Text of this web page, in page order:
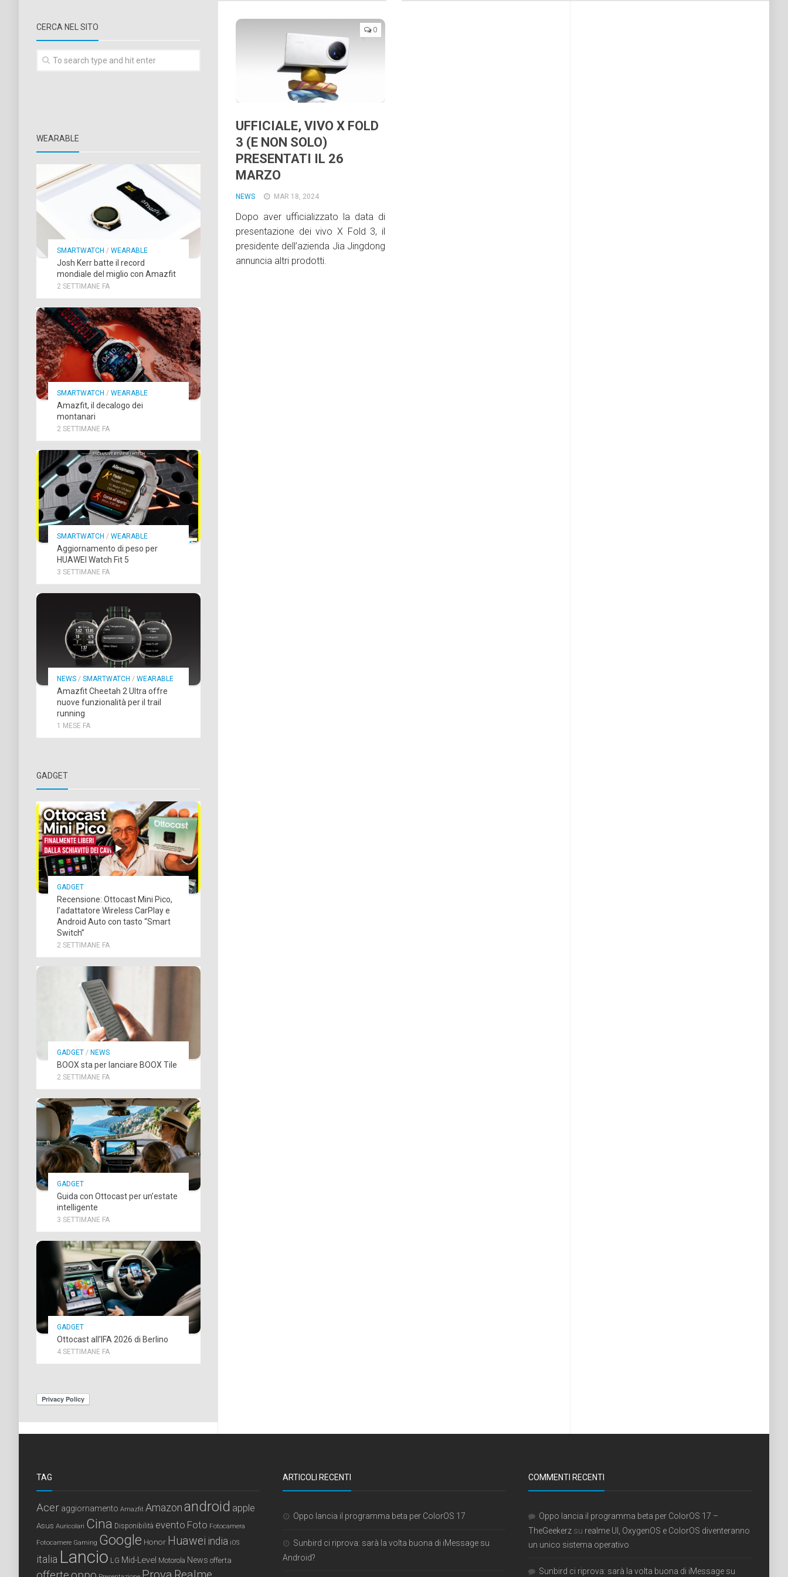
0
UFFICIALE, VIVO X FOLD
3 (E NON SOLO)
PRESENTATI IL 26
MARZO
NEWS MAR 18, 2024
Dopo aver ufficializzato la data di
presentazione dei vivo X Fold 3, il
presidente dell’azienda Jia Jingdong
annuncia altri prodotti.
CERCA NEL SITO
WEARABLE
SMARTWATCH / WEARABLE
Josh Kerr batte il record
mondiale del miglio con Amazfit
2 SETTIMANE FA
SMARTWATCH / WEARABLE
Amazfit, il decalogo dei
montanari
2 SETTIMANE FA
SMARTWATCH / WEARABLE
Aggiornamento di peso per
HUAWEI Watch Fit 5
3 SETTIMANE FA
NEWS / SMARTWATCH / WEARABLE
Amazfit Cheetah 2 Ultra offre
nuove funzionalità per il trail
running
1 MESE FA
GADGET
GADGET
Recensione: Ottocast Mini Pico,
l’adattatore Wireless CarPlay e
Android Auto con tasto “Smart
Switch”
2 SETTIMANE FA
GADGET / NEWS
BOOX sta per lanciare BOOX Tile
2 SETTIMANE FA
GADGET
Guida con Ottocast per un’estate
intelligente
3 SETTIMANE FA
GADGET
Ottocast all’IFA 2026 di Berlino
4 SETTIMANE FA
TAG
Acer aggiornamento Amazfit Amazonandroid apple
Asus Auricolari Cina Disponibilità evento Foto Fotocamera
Fotocamere Gaming Google Honor Huawei india iOS
italia Lancio LG Mid-Level Motorola News offerta
ARTICOLI RECENTI
Oppo lancia il programma beta per ColorOS 17
Sunbird ci riprova: sarà la volta buona di iMessage su
Android?
COMMENTI RECENTI
Oppo lancia il programma beta per ColorOS 17 –
TheGeekerz su realme UI, OxygenOS e ColorOS diventeranno
un unico sistema operativo
Sunbird ci riprova: sarà la volta buona di iMessage su